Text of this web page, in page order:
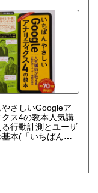
やさしいGoogleア
ス4の教本人気講
行動計測とユーザ
本(「いちばんや
」シリーズ)